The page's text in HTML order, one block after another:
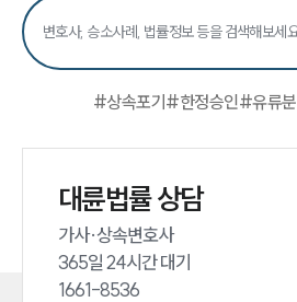
#상속포기 #한정승인#유류분
대륜법률 상담
가사·상속변호사
365일 24시간 대기
1661-8536